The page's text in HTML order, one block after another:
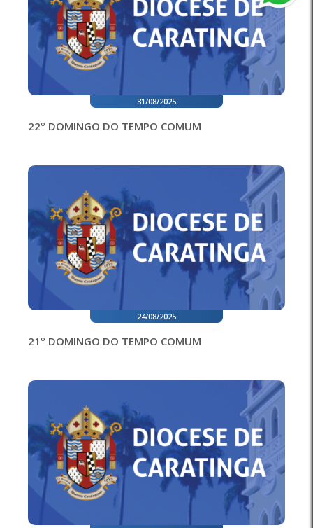
31/08/2025
22º DOMINGO DO TEMPO COMUM
24/08/2025
21º DOMINGO DO TEMPO COMUM